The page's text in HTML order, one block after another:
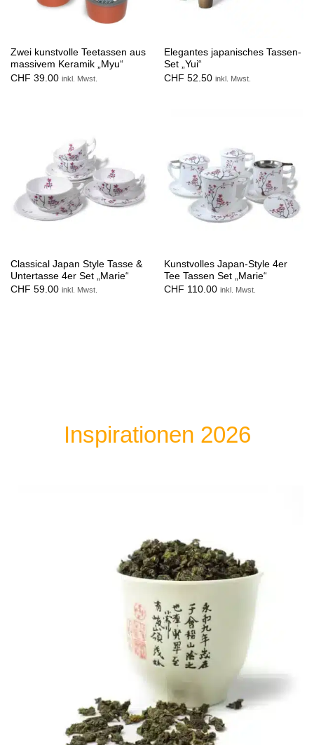
Zwei kunstvolle Teetassen aus
massivem Keramik „Myu“
CHF 39.00 inkl. Mwst.
Elegantes japanisches Tassen-
Set „Yui“
CHF 52.50 inkl. Mwst.
Classical Japan Style Tasse &
Untertasse 4er Set „Marie“
CHF 59.00 inkl. Mwst.
Kunstvolles Japan-Style 4er
Tee Tassen Set „Marie“
CHF 110.00 inkl. Mwst.
Inspirationen 2026